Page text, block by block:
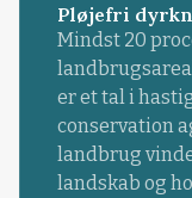
Pløjefri
Mindst 20
er et tal i
conservation
landbrug
landskab og